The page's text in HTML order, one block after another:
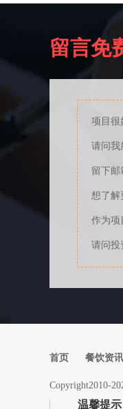
留言免
项目很
请问我
留下邮
想了解
作为项
请问投
首页 餐饮资讯
Copyright2010-
温馨提示